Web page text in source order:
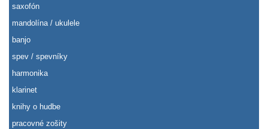
saxofón
mandolína / ukulele
banjo
spev / spevníky
harmonika
klarinet
knihy o hudbe
pracovné zošity